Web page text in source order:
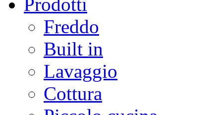
Freddo
Built in
Lavaggio
Cottura